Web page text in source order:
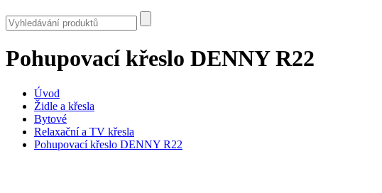
Pohupovací křeslo DENNY R22
Úvod
Židle a křesla
Bytové
Relaxační a TV křesla
Pohupovací křeslo DENNY R22